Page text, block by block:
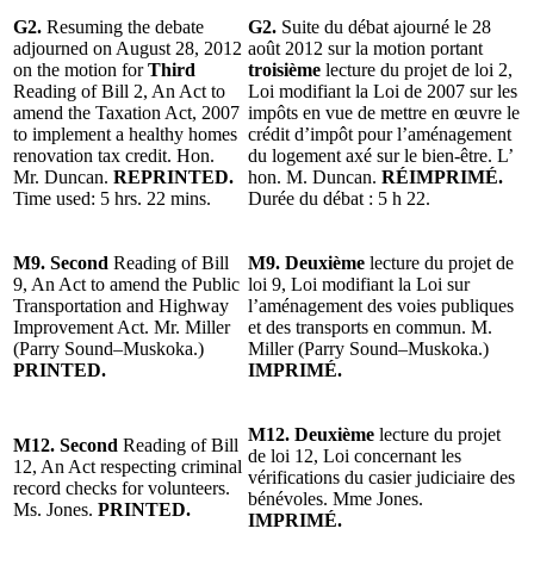
G2. Resuming the debate
adjourned on August 28, 2012
on the motion forThird
Reading of Bill 2, An Act to
amend the Taxation Act, 2007
to implement a healthy homes
renovation tax credit. Hon.
Mr. Duncan. REPRINTED.
Time used: 5 hrs. 22 mins.
G2. Suite du débat ajourné le 28
août 2012 sur la motion portant
troisième lecture du projet de loi 2,
Loi modifiant la Loi de 2007 sur les
impôts en vue de mettre en œuvre le
crédit d’impôt pour l’aménagement
du logement axé sur le bien-être. L’
hon. M. Duncan. RÉIMPRIMÉ.
Durée du débat : 5 h 22.
M9. Second Reading of Bill
9, An Act to amend the Public
Transportation and Highway
Improvement Act. Mr. Miller
(Parry Sound–Muskoka.)
PRINTED.
M9. Deuxième lecture du projet de
loi 9, Loi modifiant la Loi sur
l’aménagement des voies publiques
et des transports en commun. M.
Miller (Parry Sound–Muskoka.)
IMPRIMÉ.
M12. Second Reading of Bill
12, An Act respecting criminal
record checks for volunteers.
Ms. Jones. PRINTED.
M12. Deuxième lecture du projet
de loi 12, Loi concernant les
vérifications du casier judiciaire des
bénévoles. Mme Jones.
IMPRIMÉ.